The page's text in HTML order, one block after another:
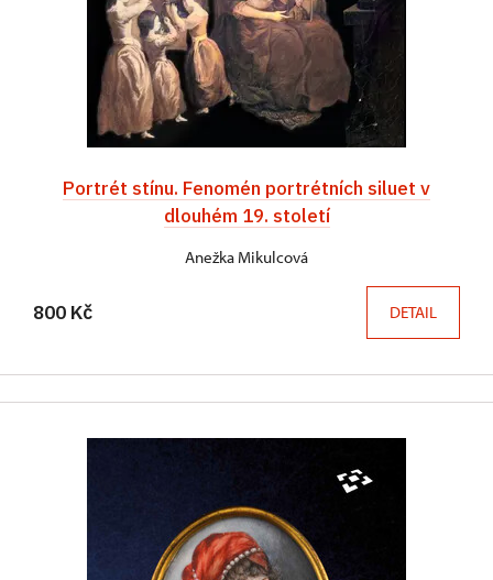
Portrét stínu. Fenomén portrétních siluet v
dlouhém 19. století
Anežka Mikulcová
800 Kč DETAIL